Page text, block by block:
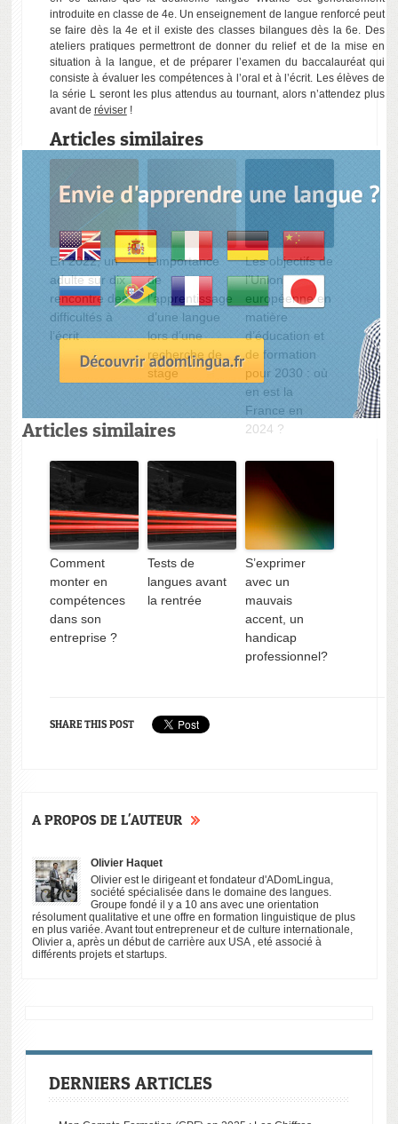
introduite en classe de 4e. Un enseignement de langue renforcé peut
se faire dès la 4e et il existe des classes bilangues dès la 6e. Des
ateliers pratiques permettront de donner du relief et de la mise en
situation à la langue, et de préparer l’examen du baccalauréat qui
consiste à évaluer les compétences à l’oral et à l’écrit. Les élèves de
la série L seront les plus attendus au tournant, alors n’attendez plus
avant de réviser!
Articles similaires
En 2022, un
adulte sur dix
rencontre des
difficultés à
l’écrit
L’importance
de
l’apprentissage
d’une langue
lors d’une
recherche de
stage
Les objectifs de
l’Union
européenne en
matière
d’éducation et
de formation
pour 2030 : où
en est la
France en
2024 ?
Comment
monter en
compétences
dans son
entreprise ?
Tests de
langues avant
la rentrée
S’exprimer
avec un
mauvais
accent, un
handicap
professionnel?
SHARE THIS POST
A PROPOS DE L'AUTEUR
Olivier Haquet
Olivier est le dirigeant et fondateur d'ADomLingua,
société spécialisée dans le domaine des langues.
Groupe fondé il y a 10 ans avec une orientation
résolument qualitative et une offre en formation linguistique de plus
en plus variée. Avant tout entrepreneur et de culture internationale,
Olivier a, après un début de carrière aux USA , eté associé à
différents projets et startups.
DERNIERS ARTICLES
Articles similaires
En 2022, un
adulte sur dix
rencontre des
difficultés à
l’écrit
L’importance
l’apprentissage
d’une langue
Les objectifs de
l’Union
européenne en
matière
d’éducation et
de formation
pour 2030 : où
Comment
S’exprimer
avec un
mauvais
accent, un
handicap
professionnel?